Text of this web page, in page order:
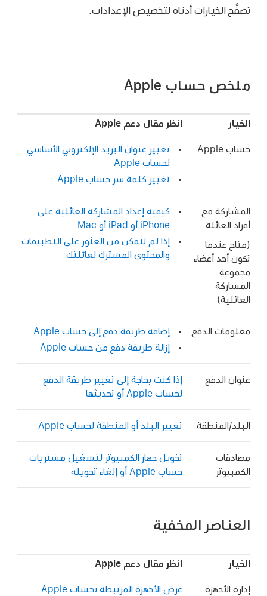
تصفَّح الخيارات أدناه لتخصيص الإعدادات.
ملخص حساب Apple
الخيار انظر مقال دعم Apple
حساب Apple
تغيير عنوان البريد الإلكتروني الأساسي
لحساب Apple
تغيير كلمة سر حساب Apple
المشاركة مع
أفراد العائلة
(متاح عندما
تكون أحد أعضاء
مجموعة
المشاركة
العائلية)
كيفية إعداد المشاركة العائلية على
iPhone أو iPad أو Mac
إذا لم تتمكن من العثور على التطبيقات
والمحتوى المشترك لعائلتك
معلومات الدفع
إضافة طريقة دفع إلى حساب Apple
إزالة طريقة دفع من حساب Apple
عنوان الدفع
إذا كنت بحاجة إلى تغيير طريقة الدفع
لحساب Apple أو تحديثها
البلد/المنطقة تغيير البلد أو المنطقة لحساب Apple
مصادقات
الكمبيوتر
تخويل جهاز الكمبيوتر لتشغيل مشتريات
حساب Apple أو إلغاء تخويله
العناصر المخفية
الخيار انظر مقال دعم Apple
إدارة الأجهزة عرض الأجهزة المرتبطة بحساب Apple